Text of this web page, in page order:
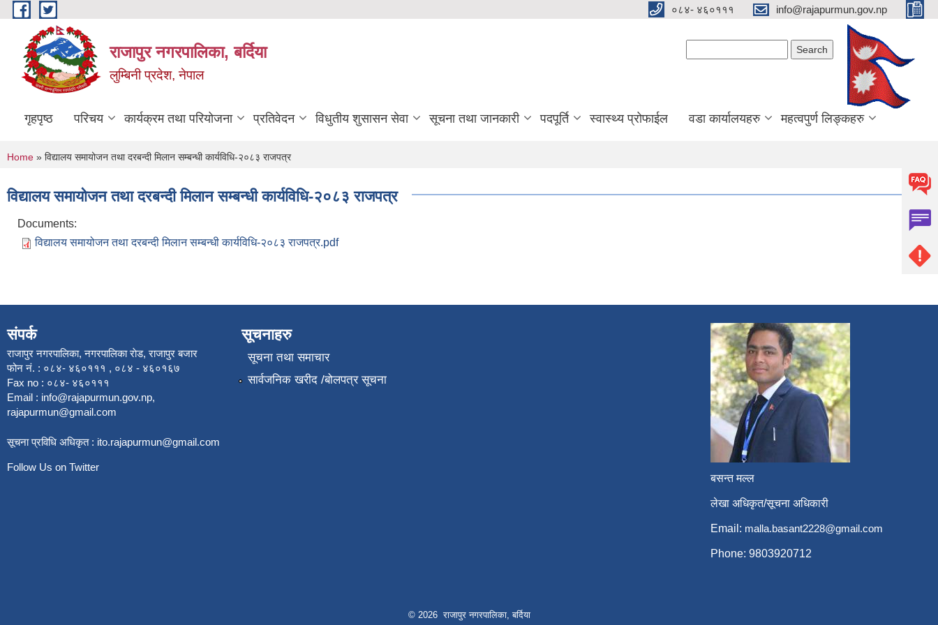
Skip to main content ०८४- ४६०१११ info@rajapurmun.gov.np
राजापुर नगरपालिका, बर्दिया
लुम्बिनी प्रदेश, नेपाल
गृहपृष्ठ परिचय कार्यक्रम तथा परियोजना प्रतिवेदन विधुतीय शुसासन सेवा सूचना तथा जानकारी पदपूर्ति स्वास्थ्य प्रोफाईल वडा कार्यालयहरु महत्वपुर्ण लिङ्कहरु
You are here
Home » विद्यालय समायोजन तथा दरबन्दी मिलान सम्बन्धी कार्यविधि-२०८३ राजपत्र
विद्यालय समायोजन तथा दरबन्दी मिलान सम्बन्धी कार्यविधि-२०८३ राजपत्र
Documents:
विद्यालय समायोजन तथा दरबन्दी मिलान सम्बन्धी कार्यविधि-२०८३ राजपत्र.pdf
संपर्क
राजापुर नगरपालिका, नगरपालिका राेड, राजापुर बजार
फोन नं. : ०८४- ४६०१११ , ०८४ - ४६०१६७
Fax no : ०८४- ४६०१११
Email : info@rajapurmun.gov.np,
rajapurmun@gmail.com
सूचना प्रविधि अधिकृत : ito.rajapurmun@gmail.com
Follow Us on Twitter
सूचनाहरु
सूचना तथा समाचार
सार्वजनिक खरीद /बोलपत्र सूचना
बसन्त मल्ल
लेखा अधिकृत/सूचना अधिकारी
Email: malla.basant2228@gmail.com
Phone: 9803920712
© 2026 राजापुर नगरपालिका, बर्दिया